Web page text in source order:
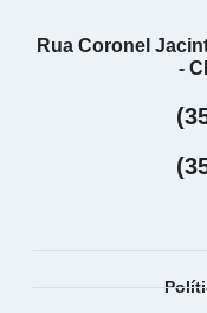
Rua Coronel
-